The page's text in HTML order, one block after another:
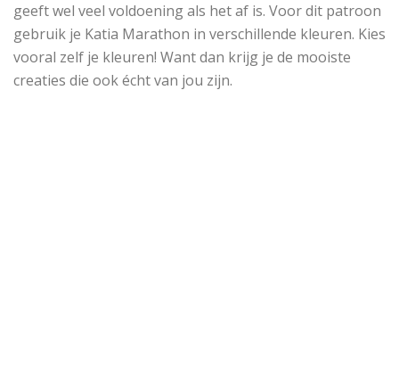
geeft wel veel voldoening als het af is. Voor dit patroon
gebruik je Katia Marathon in verschillende kleuren. Kies
vooral zelf je kleuren! Want dan krijg je de mooiste
creaties die ook écht van jou zijn.